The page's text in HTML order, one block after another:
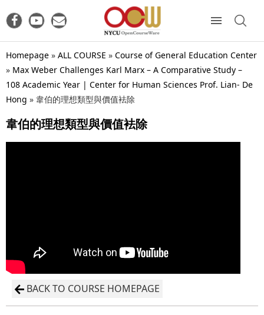
Homepage » ALL COURSE » Course of General Education Center
» Max Weber Challenges Karl Marx – A Comparative Study –
108 Academic Year | Center for Human Sciences Prof. Lian- De
Hong » 韋伯的理想類型與價值袪除
韋伯的理想類型與價值袪除
BACK TO COURSE HOMEPAGE